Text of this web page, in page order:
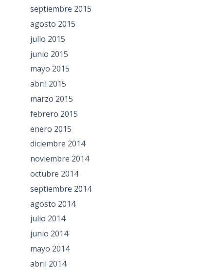
septiembre 2015
agosto 2015
julio 2015
junio 2015
mayo 2015
abril 2015
marzo 2015
febrero 2015
enero 2015
diciembre 2014
noviembre 2014
octubre 2014
septiembre 2014
agosto 2014
julio 2014
junio 2014
mayo 2014
abril 2014